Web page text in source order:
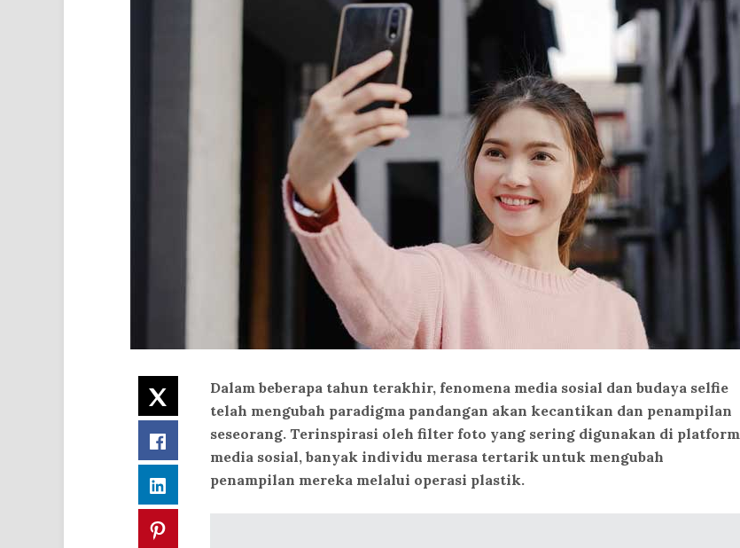
Twitter
Facebook
LinkedIn
Dalam beberapa tahun terakhir, fenomena media sosial dan budaya selfie
telah mengubah paradigma pandangan akan kecantikan dan penampilan
seseorang. Terinspirasi oleh filter foto yang sering digunakan di platform
media sosial, banyak individu merasa tertarik untuk mengubah
penampilan mereka melalui operasi plastik.